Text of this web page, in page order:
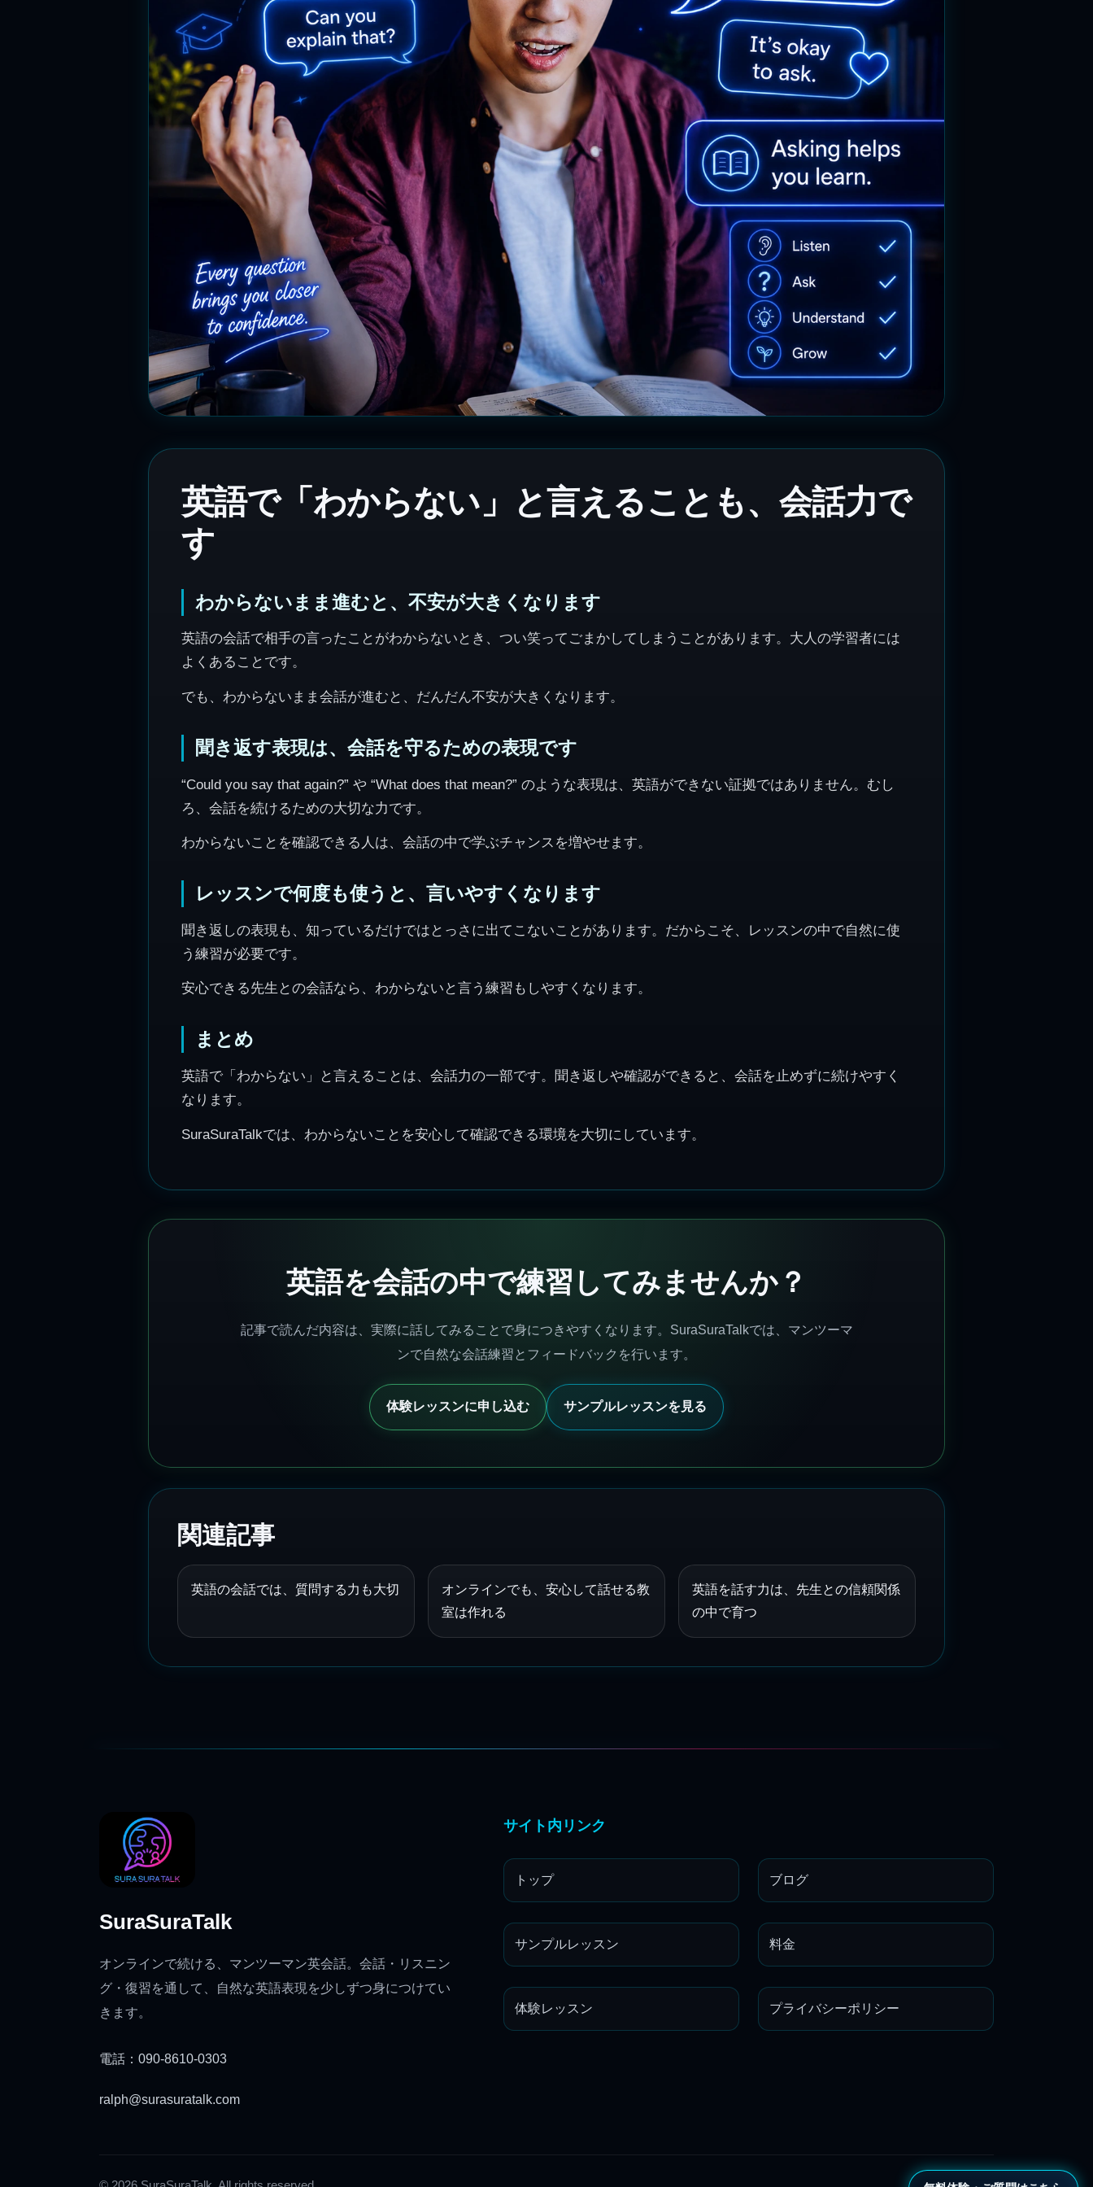
英語で「わからない」と言えることも、会話力で
す
わからないまま進むと、不安が大きくなります
英語の会話で相手の言ったことがわからないとき、つい笑ってごまかしてしまうことがあります。大人の学習者には
よくあることです。
でも、わからないまま会話が進むと、だんだん不安が大きくなります。
聞き返す表現は、会話を守るための表現です
“Could you say that again?” や “What does that mean?” のような表現は、英語ができない証拠ではありません。むし
ろ、会話を続けるための大切な力です。
わからないことを確認できる人は、会話の中で学ぶチャンスを増やせます。
レッスンで何度も使うと、言いやすくなります
聞き返しの表現も、知っているだけではとっさに出てこないことがあります。だからこそ、レッスンの中で自然に使
う練習が必要です。
安心できる先生との会話なら、わからないと言う練習もしやすくなります。
まとめ
英語で「わからない」と言えることは、会話力の一部です。聞き返しや確認ができると、会話を止めずに続けやすく
なります。
SuraSuraTalkでは、わからないことを安心して確認できる環境を大切にしています。
英語を会話の中で練習してみませんか？
記事で読んだ内容は、実際に話してみることで身につきやすくなります。SuraSuraTalkでは、マンツーマ
ンで自然な会話練習とフィードバックを行います。
体験レッスンに申し込む サンプルレッスンを見る
関連記事
英語の会話では、質問する力も大切
オンラインでも、安心して話せる教
室は作れる
英語を話す力は、先生との信頼関係
の中で育つ
SuraSuraTalk
オンラインで続ける、マンツーマン英会話。会話・リスニン
グ・復習を通して、自然な英語表現を少しずつ身につけてい
きます。
電話：090-8610-0303
ralph@surasuratalk.com
サイト内リンク
トップ ブログ
サンプルレッスン 料金
体験レッスン プライバシーポリシー